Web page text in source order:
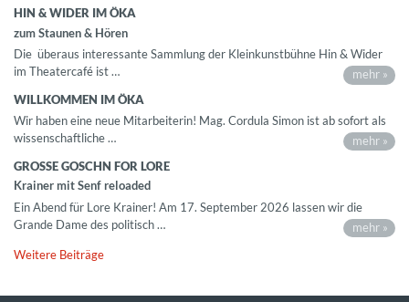
HIN & WIDER IM ÖKA
zum Staunen & Hören
Die überaus interessante Sammlung der Kleinkunstbühne Hin & Wider
im Theatercafé ist …
mehr »
WILLKOMMEN IM ÖKA
Wir haben eine neue Mitarbeiterin! Mag. Cordula Simon ist ab sofort als
wissenschaftliche …
mehr »
GROSSE GOSCHN FOR LORE
Krainer mit Senf reloaded
Ein Abend für Lore Krainer! Am 17. September 2026 lassen wir die
Grande Dame des politisch …
mehr »
Weitere Beiträge